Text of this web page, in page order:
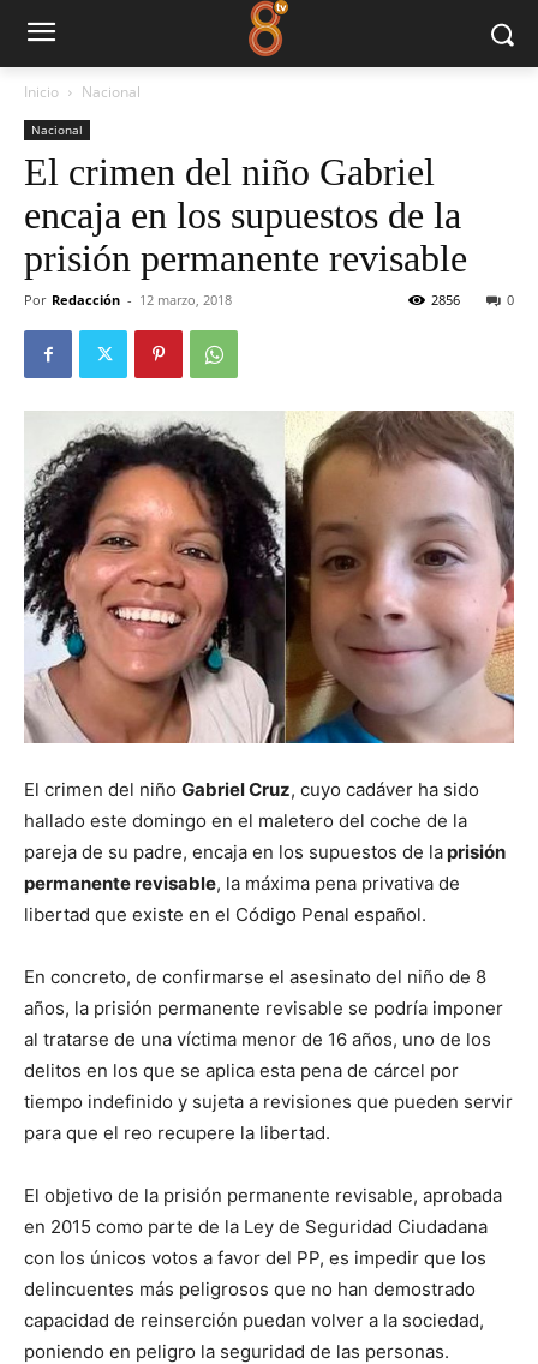
Inicio Nacional
Nacional
El crimen del niño Gabriel
encaja en los supuestos de la
prisión permanente revisable
Por Redacción - 12 marzo, 2018 0
2856
El crimen del niño Gabriel Cruz, cuyo cadáver ha sido
hallado este domingo en el maletero del coche de la
pareja de su padre, encaja en los supuestos de laprisión
permanente revisable, la máxima pena privativa de
libertad que existe en el Código Penal español.
En concreto, de confirmarse el asesinato del niño de 8
años, la prisión permanente revisable se podría imponer
al tratarse de una víctima menor de 16 años, uno de los
delitos en los que se aplica esta pena de cárcel por
tiempo indefinido y sujeta a revisiones que pueden servir
para que el reo recupere la libertad.
El objetivo de la prisión permanente revisable, aprobada
en 2015 como parte de la Ley de Seguridad Ciudadana
con los únicos votos a favor del PP, es impedir que los
delincuentes más peligrosos que no han demostrado
capacidad de reinserción puedan volver a la sociedad,
poniendo en peligro la seguridad de las personas.